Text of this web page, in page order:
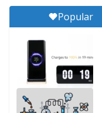
Popular